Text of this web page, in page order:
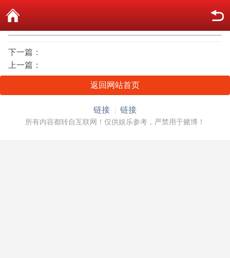
下一篇：
上一篇：
返回网站首页
链接 链接
所有内容都转自互联网！仅供娱乐参考，严禁用于赌博！